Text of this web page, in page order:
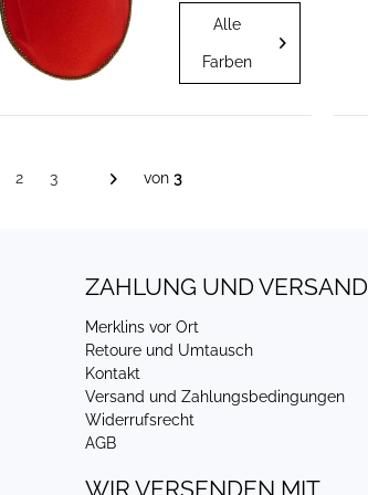
die Garderobe
hängen können.
Vier Paar nach
Ihrer Farbwahl.
Falls keine
erhalten Sie
Alle
Farben
2 3 von 3
ZAHLUNG UND VERSAND
Merklins vor Ort
Retoure und Umtausch
Kontakt
Versand und Zahlungsbedingungen
Widerrufsrecht
AGB
WIR VERSENDEN MIT